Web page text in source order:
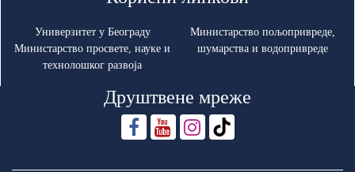
Универзитет у Београду
Министарство просвете, науке и
технолошког развоја
Министарство пољопривреде,
шумарства и водопривреде
Друштвене мреже